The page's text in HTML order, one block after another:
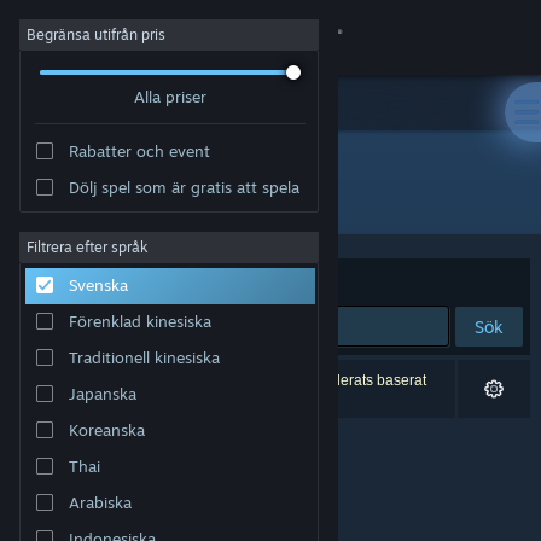
Logga in
Om
Support
Byt språk
Skaffa Steams mobilapp
Se skrivbordswebbplats
Begränsa utifrån pris
Alla priser
Rabatter och event
Dölj spel som är gratis att spela
Filtrera efter språk
Svenska
Förenklad kinesiska
Traditionell kinesiska
Japanska
Koreanska
Thai
Arabiska
Utgivare: Unknown Conquest Games
Sortera efter Relevans
Sök
0 träffar matchade din sökning. 2 titlar har exkluderats baserat
på dina preferenser.